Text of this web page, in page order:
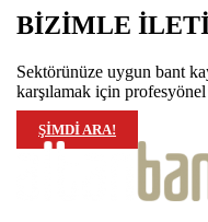
BİZİMLE
Sektörünüze uygun bant
karşılamak için
ŞİMDİ ARA!